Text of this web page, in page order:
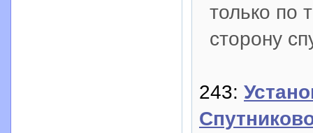
только по
сторону
243: